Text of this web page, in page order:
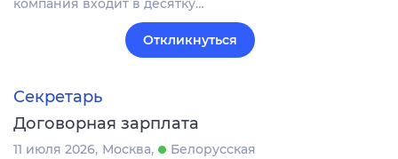
компания входит в десятку…
Откликнуться
Секретарь
Договорная зарплата
11 июля 2026 Москва
Белорусская